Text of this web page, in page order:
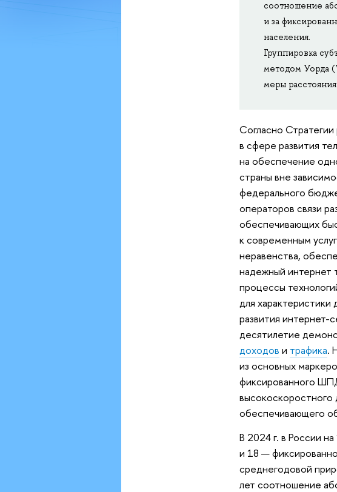
соотношение
и за
населения.
Группировка
методом Уорда
меры
Согласно Стратегии
в сфере развития
на обеспечение
страны вне
федерального
операторов связи
обеспечивающих
к современным
неравенства,
надежный интернет
процессы
для
развития
десятилетие
доходов и трафика.
из основных
фиксированного
обеспечивающего
В 2024 г. в России
и 18 —
среднегодовой
лет соотношение